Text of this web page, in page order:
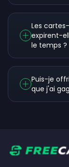
Les
expirent-
le temps ?
Puis-je
que j'ai